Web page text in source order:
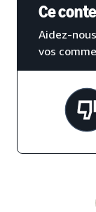
Ce
Aidez-
vos